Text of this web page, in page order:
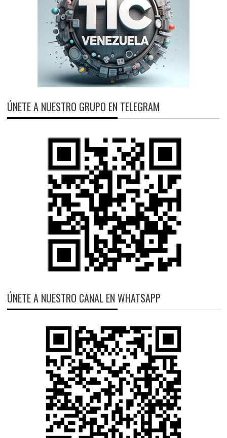
ÚNETE A NUESTRO GRUPO EN TELEGRAM
ÚNETE A NUESTRO CANAL EN WHATSAPP